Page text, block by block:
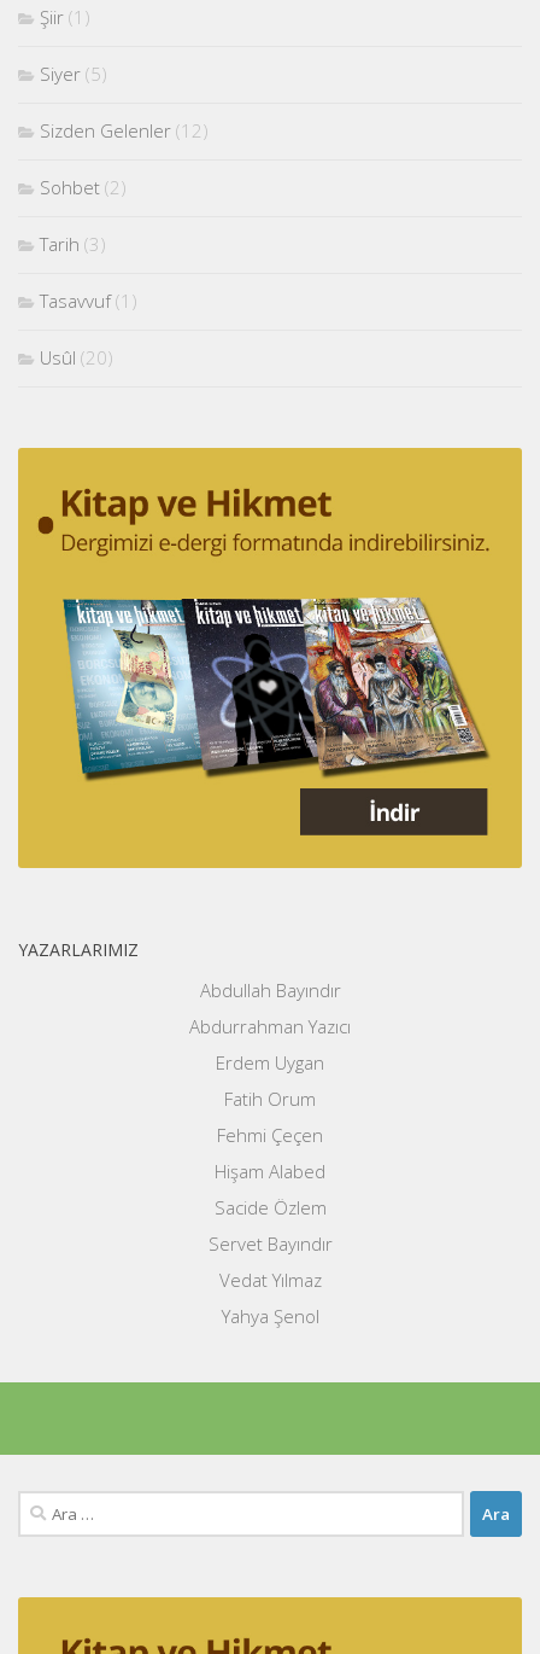
Şiir (1)
Siyer (5)
Sizden Gelenler (12)
Sohbet (2)
Tarih (3)
Tasavvuf(1)
Usûl (20)
YAZARLARIMIZ
Abdullah Bayındır
Abdurrahman Yazıcı
Erdem Uygan
Fatih Orum
Fehmi Çeçen
Hişam Alabed
Sacide Özlem
Servet Bayındır
Vedat Yılmaz
Yahya Şenol
Arama: